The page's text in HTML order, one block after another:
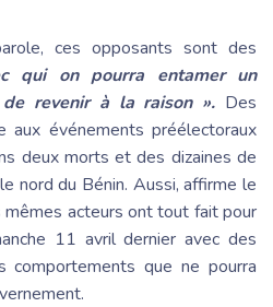
ces opposants sont des
qui on pourra entamer un
revenir à la raison ». Des
aux événements préélectoraux
deux morts et des dizaines de
nord du Bénin. Aussi, affirme le
mêmes acteurs ont tout fait pour
11 avril dernier avec des
que ne pourra